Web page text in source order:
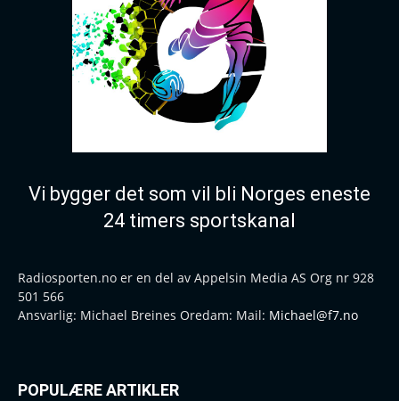
Vi bygger det som vil bli Norges eneste
24 timers sportskanal
Radiosporten.no er en del av Appelsin Media AS Org nr 928
501 566
Ansvarlig: Michael Breines Oredam: Mail: Michael@f7.no
POPULÆRE ARTIKLER